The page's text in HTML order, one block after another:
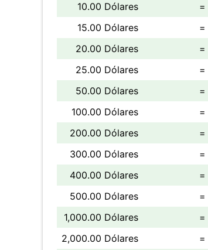
10.00 Dólares
=
15.00 Dólares
=
20.00 Dólares
=
25.00 Dólares
=
50.00 Dólares
=
100.00 Dólares
=
200.00 Dólares
=
300.00 Dólares
=
400.00 Dólares
=
500.00 Dólares
=
1,000.00 Dólares
=
2,000.00 Dólares
=